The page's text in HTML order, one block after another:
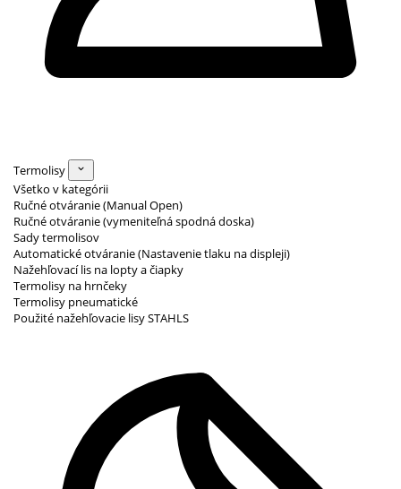
Termolisy
Všetko v kategórii
Ručné otváranie (Manual Open)
Ručné otváranie (vymeniteľná spodná doska)
Sady termolisov
Automatické otváranie (Nastavenie tlaku na displeji)
Nažehľovací lis na lopty a čiapky
Termolisy na hrnčeky
Termolisy pneumatické
Použité nažehľovacie lisy STAHLS